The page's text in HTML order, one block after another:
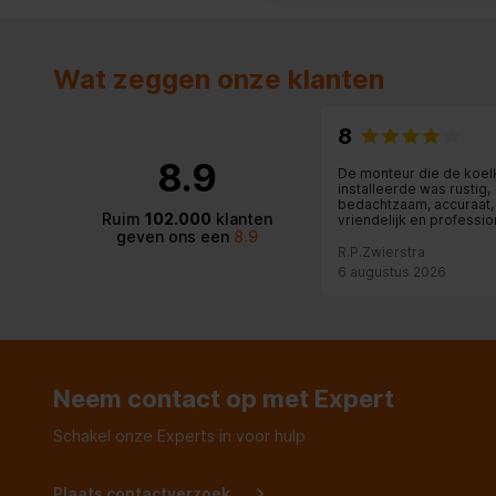
Multipoint pairing
Gewicht en omvang
Diepte 7 cm
Gewicht
Breedte verpakking
Diepte verpakking
Wat zeggen onze klanten
8.9
Ruim 102.000 klanten
geven ons een8.9
8
De monteur die de
installeerde was rustig,
bedachtzaam,
vriendelijk en
afgerond. Chapeau!
R.P.Zwierstra
6 augustus 2026
Neem contact op met Expert
Schakel onze Experts in voor hulp